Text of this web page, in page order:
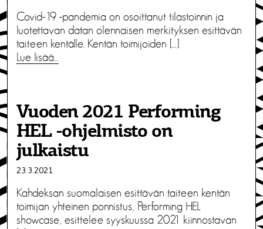
Covid-19 -pandemia on osoittanut tilastoinnin ja
luotettavan datan olennaisen merkityksen esittävän
taiteen kentälle. Kentän toimijoiden […]
Lue lisää…
Vuoden 2021 Performing
HEL -ohjelmisto on
julkaistu
23.3.2021
Kahdeksan suomalaisen esittävän taiteen kentän
toimijan yhteinen ponnistus, Performing HEL
showcase, esittelee syyskuussa 2021 kiinnostavan